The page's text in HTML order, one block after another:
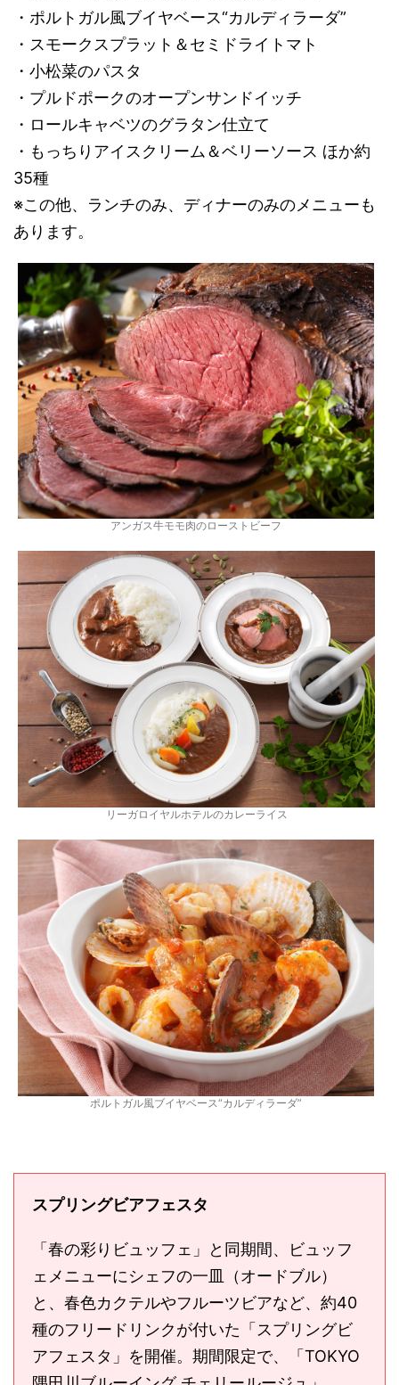
・ポルトガル風ブイヤベース“カルディラーダ”
・スモークスプラット＆セミドライトマト
・小松菜のパスタ
・プルドポークのオープンサンドイッチ
・ロールキャベツのグラタン仕立て
・もっちりアイスクリーム＆ベリーソース ほか約
35種
※この他、ランチのみ、ディナーのみのメニューも
あります。
アンガス牛モモ肉のローストビーフ
リーガロイヤルホテルのカレーライス
ポルトガル風ブイヤベース“カルディラーダ”
スプリングビアフェスタ
「春の彩りビュッフェ」と同期間、ビュッフ
ェメニューにシェフの一皿（オードブル）
と、春色カクテルやフルーツビアなど、約40
種のフリードリンクが付いた「スプリングビ
アフェスタ」を開催。期間限定で、「TOKYO